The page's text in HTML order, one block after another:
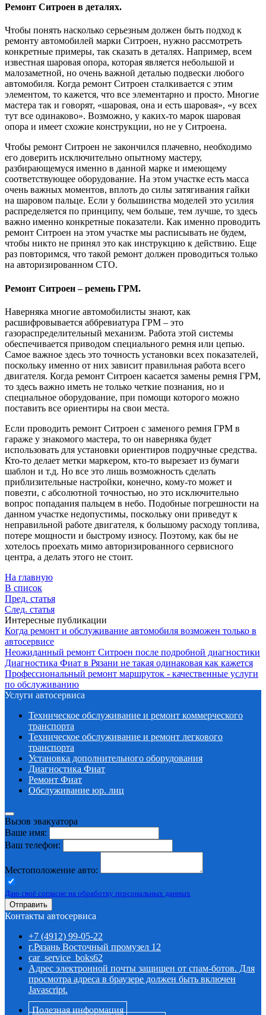
Ремонт Ситроен в деталях.
Чтобы понять насколько серьезным должен быть подход к
ремонту автомобилей марки Ситроен, нужно рассмотреть
конкретные примеры, так сказать в деталях. Например, всем
известная шаровая опора, которая является небольшой и
малозаметной, но очень важной деталью подвески любого
автомобиля. Когда ремонт Ситроен сталкивается с этим
элементом, то кажется, что все элементарно и просто. Многие
мастера так и говорят, «шаровая, она и есть шаровая», «у всех
тут все одинаково». Возможно, у каких-то марок шаровая
опора и имеет схожие конструкции, но не у Ситроена.
Чтобы ремонт Ситроен не закончился плачевно, необходимо
его доверить исключительно опытному мастеру,
разбирающемуся именно в данной марке и имеющему
соответствующее оборудование. На этом участке есть масса
очень важных моментов, вплоть до силы затягивания гайки
на шаровом пальце. Если у большинства моделей это усилия
распределяется по принципу, чем больше, тем лучше, то здесь
важно именно конкретные показатели. Как именно проводить
ремонт Ситроен на этом участке мы расписывать не будем,
чтобы никто не принял это как инструкцию к действию. Еще
раз повторимся, что такой ремонт должен проводиться только
на авторизированном СТО.
Ремонт Ситроен – ремень ГРМ.
Наверняка многие автомобилисты знают, как
расшифровывается аббревиатура ГРМ – это
газораспределительный механизм. Работа этой системы
обеспечивается приводом специального ремня или цепью.
Самое важное здесь это точность установки всех показателей,
поскольку именно от них зависит правильная работа всего
двигателя. Когда ремонт Ситроен касается замены ремня ГРМ,
то здесь важно иметь не только четкие познания, но и
специальное оборудование, при помощи которого можно
поставить все ориентиры на свои места.
Если проводить ремонт Ситроен с заменого ремня ГРМ в
гараже у знакомого мастера, то он наверняка будет
использовать для установки ориентиров подручные средства.
Кто-то делает метки маркером, кто-то вырезает из бумаги
шаблон и т.д. Но все это лишь возможность сделать
приблизительные настройки, конечно, кому-то может и
повезти, с абсолютной точностью, но это исключительно
вопрос попадания пальцем в небо. Подобные погрешности на
данном участке недопустимы, поскольку они приведут к
неправильной работе двигателя, к большому расходу топлива,
потере мощности и быстрому износу. Поэтому, как бы не
хотелось проехать мимо авторизированного сервисного
центра, а делать этого не стоит.
На главную
В список
Пред. статья
След. статья
Интересные публикации
Когда ремонт и обслуживание автомобиля возможен только в
автосервисе
Неожиданный ремонт Ситроен после подробной диагностики
Диагностика Фиат в Рязани не такая одинаковая как кажется
Профессиональный ремонт маршруток - качественные услуги
по обслуживанию
Услуги автосервиса
Техническое обcлуживание и ремонт коммерческого
транспорта
Техническое обcлуживание и ремонт легкового
транспорта
Установка дополнительного оборудования
Диагностика Фиат
Ремонт Фиат
Обслуживание юр. лиц
Вызов эвакуатора
Ваше имя:
Ваш телефон:
Местоположение авто:
Даю своё согласие на обработку персональных данных
Отправить
Контакты автосервиса
+7 (4912) 99-05-22
г.Рязань Восточный промузел 12
car_service_boks62
Адрес электронной почты защищен от спам-ботов. Для
просмотра адреса в браузере должен быть включен
Javascript.
Полезная информация